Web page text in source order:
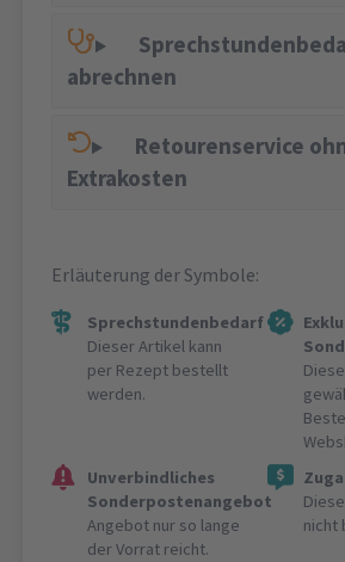
abrechnen
Retourenservice
Extrakosten
Erläuterung der Symbole:
Sprechstundenbedarf
Dieser Artikel kann
per Rezept bestellt
werden.
Unverbindliches
Sonderpostenangebot
Angebot nur so lange
der Vorrat reicht.
nicht